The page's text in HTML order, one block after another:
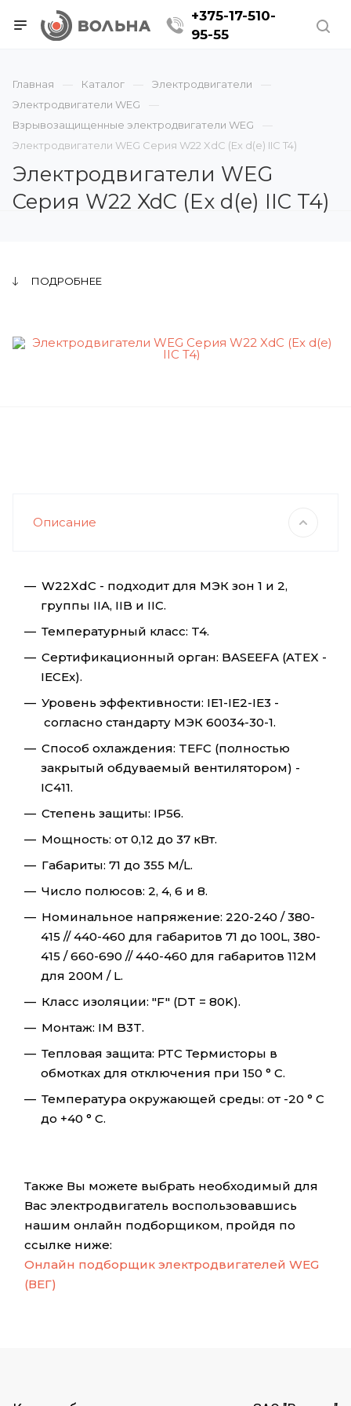
+375-17-510-
95-55
Главная Каталог
Электродвигатели
Электродвигатели WEG
Взрывозащищенные электродвигатели WEG
Электродвигатели WEG Серия W22 XdC (Ex d(e) IIC T4)
Электродвигатели WEG
Серия W22 XdC (Ex d(e) IIC T4)
ПОДРОБНЕЕ
Описание
W22XdC - подходит для МЭК зон 1 и 2,
группы IIA, IIB и IIC.
Температурный класс: T4.
Сертификационный орган: BASEEFA (ATEX -
IECEx).
Уровень эффективности: IE1-IE2-IE3 -
согласно стандарту МЭК 60034-30-1.
Способ охлаждения: TEFC (полностью
закрытый обдуваемый вентилятором) -
IC411.
Степень защиты: IP56.
Мощность: от 0,12 до 37 кВт.
Габариты: 71 до 355 M/L.
Число полюсов: 2, 4, 6 и 8.
Номинальное напряжение: 220-240 / 380-
415 // 440-460 для габаритов 71 до 100L, 380-
415 / 660-690 // 440-460 для габаритов 112M
для 200M / L.
Класс изоляции: "F" (DT = 80K).
Монтаж: IM B3T.
Тепловая защита: PTC Термисторы в
обмотках для отключения при 150 ° C.
Температура окружающей среды: от -20 ° C
до +40 ° C.
Также Вы можете выбрать необходимый для
Вас электродвигатель воспользовавшись
нашим онлайн подборщиком, пройдя по
ссылке ниже:
Онлайн подборщик электродвигателей WEG
(ВЕГ)